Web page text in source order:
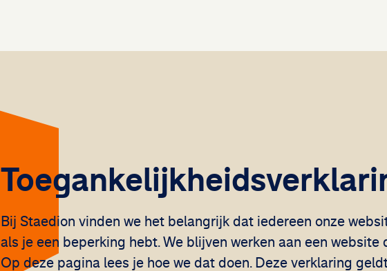
Bij Staedion vinden we het belangrijk dat iedereen onze
als je een beperking hebt. We blijven werken aan een
Op deze pagina lees je hoe we dat doen. Deze verklaring